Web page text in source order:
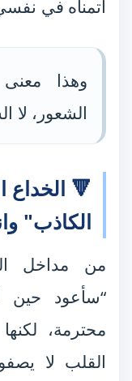
أتمناه في
وهذا
الشعور، لا
🔻
الكاذب"
من مداخل
“سأعود حين
محترمة،
القلب لا